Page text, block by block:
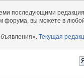
последующими
форума, вы можете в
Текущая